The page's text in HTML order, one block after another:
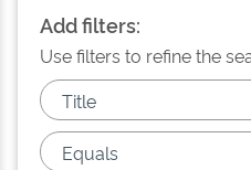
Add filters:
Use filters to refine the